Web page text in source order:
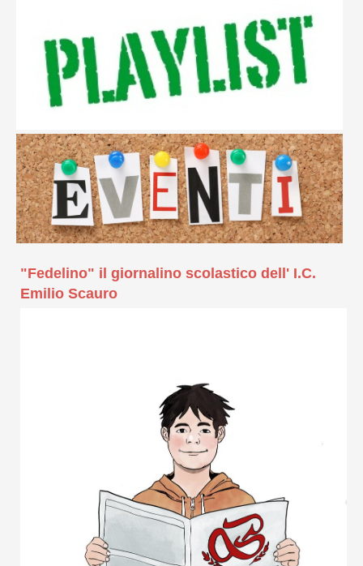
"Fedelino" il giornalino scolastico dell' I.C.
Emilio Scauro